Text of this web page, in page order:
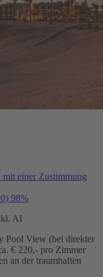
einer Zustimmung
98%
AI
Pool View (bei direkter
€ 220,- pro Zimmer
an der traumhaften